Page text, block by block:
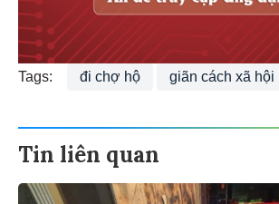
Tags: đi chợ hộ giãn cách xã hội
Tin liên quan